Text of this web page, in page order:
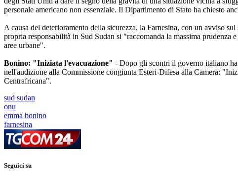
personale americano non essenziale. Il Dipartimento di Stato ha chiesto
A causa del deterioramento della sicurezza, la Farnesina, con un avviso
propria responsabilità in Sud Sudan si "raccomanda la massima
aree urbane".
Bonino: "Iniziata l'evacuazione" - Dopo gli scontri il governo italiano
nell'audizione alla Commissione congiunta Esteri-Difesa alla Camera:
Centrafricana".
sud sudan
onu
emma bonino
farnesina
Seguici su